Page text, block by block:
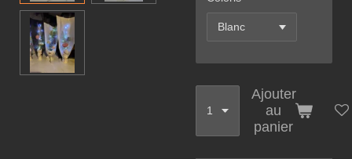
Ajouter
au
panier